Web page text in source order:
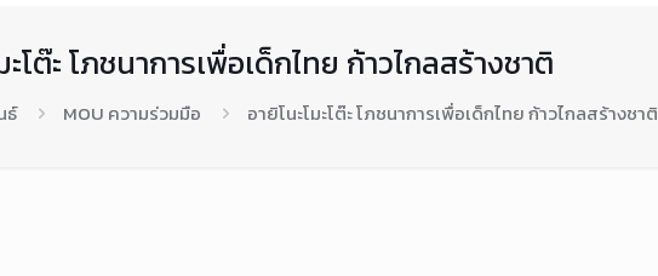
ะโต๊ะ โภชนาการเพื่อเด็กไทย ก้าวไกลสร้างชาติ
ธ์ MOU ความร่วมมือ อายิโนะโมะโต๊ะ โภชนาการเพื่อเด็กไทย ก้าวไกลสร้างชาติ